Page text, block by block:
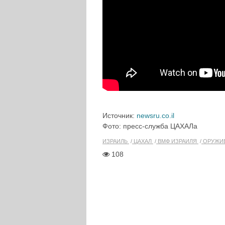
Источник: newsru.co.il
Фото: пресс-служба ЦАХАЛа
ИЗРАИЛЬ ЦАХАЛ ВМФ ИЗРАИЛЯ
108